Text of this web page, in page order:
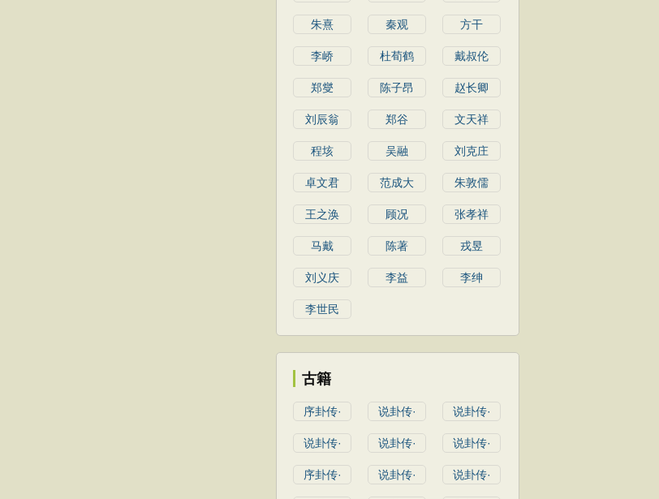
朱熹 秦观 方干
李峤 杜荀鹤 戴叔伦
郑燮 陈子昂 赵长卿
刘辰翁 郑谷 文天祥
程垓 吴融 刘克庄
卓文君 范成大 朱敦儒
王之涣 顾况 张孝祥
马戴 陈著 戎昱
刘义庆 李益 李绅
李世民
古籍
序卦传· 说卦传· 说卦传·
说卦传· 说卦传· 说卦传·
序卦传· 说卦传· 说卦传·